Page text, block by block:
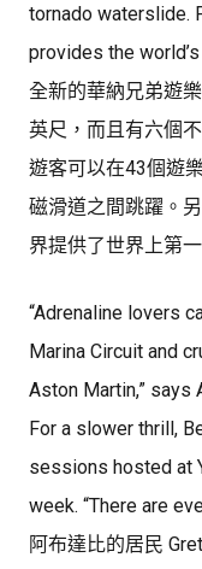
tornado waterslide.
provides the
全新的華納兄弟遊
英尺，而且有六個
遊客可以在43個遊
磁滑道之間跳躍。
界提供了世界上第
“Adrenaline lovers
Marina Circuit and
Aston Martin,” says
For a slower thrill,
sessions hosted at
week. “There are
阿布達比的居民